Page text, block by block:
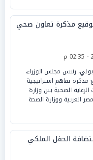
مذكرة تعاون صحي
رئيس مجلس الوزراء،
مذكرة تفاهم استراتيجية
الصحية بين وزارة
العربية ووزارة الصحة
الحفل الملكي